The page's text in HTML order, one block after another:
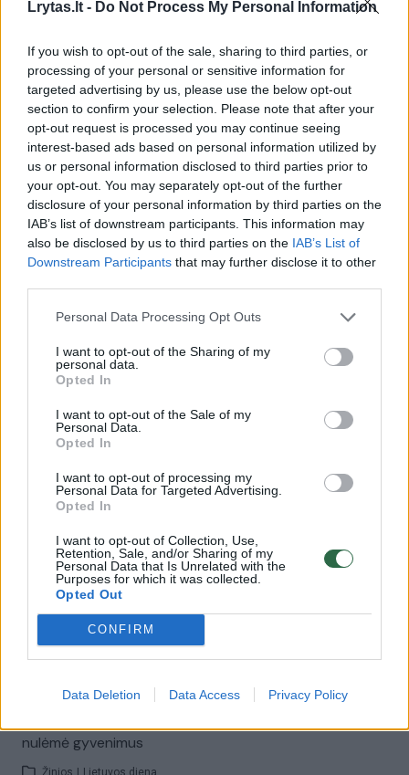
Lrytas.lt - Do Not Process My Personal Information
If you wish to opt-out of the sale, sharing to third parties, or
processing of your personal or sensitive information for
targeted advertising by us, please use the below opt-out
section to confirm your selection. Please note that after your
opt-out request is processed you may continue seeing
interest-based ads based on personal information utilized by
us or personal information disclosed to third parties prior to
your opt-out. You may separately opt-out of the further
disclosure of your personal information by third parties on the
IAB’s list of downstream participants. This information may
also be disclosed by us to third parties on the IAB’s List of
Downstream Participants that may further disclose it to other
Personal Data Processing Opt Outs
I want to opt-out of the Sharing of my
personal data.
Opted In
I want to opt-out of the Sale of my
Personal Data.
Opted In
I want to opt-out of processing my
Personal Data for Targeted Advertising.
Opted In
I want to opt-out of Collection, Use,
Retention, Sale, and/or Sharing of my
Personal Data that Is Unrelated with the
Purposes for which it was collected.
Opted Out
CONFIRM
Data Deletion Data Access Privacy Policy
R. Popovienė akcentuoja plataus spektro „Švietimo
Švietimo kodas
00:02:51
R. Popovienė ragina Alytaus mokyklos pedagogę
kreiptis į teismą: neslepia apmaudo dėl vieno aspekto
Žinios
00:00:51
Įtūžę mokytojai atvirai demonstruoja nepasitenkinimą:
nušvilpė R. Popovienę
Žinios | Lietuvos diena
00:33:48
Lietuvos laukia istorinis įvykis – moterų Europos
krepšinio čempionatas: pristatė, kas planuojama
Siūlo pakeitimus dėl mobiliųjų telefonų naudojimo
mokyklose: tai bus privaloma
Ateinančiais mokslo metais – kardinalūs pokyčiai:
palies ir egzaminus, ir mobiliųjų telefonų naudojimą
Lietuvos diena
00:01:33
Užsipuolus R. Popovienę dėl matematikos VBE –
nulėmė gyvenimus